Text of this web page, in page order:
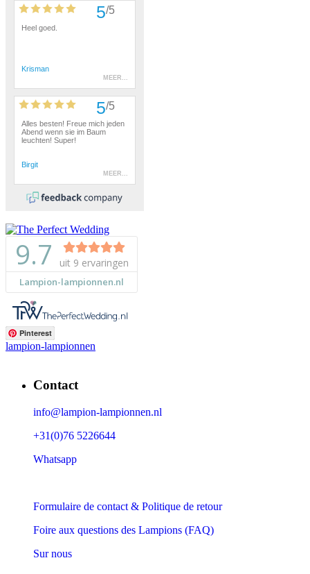
Pinterest
lampion-lampionnen
Contact
info@lampion-lampionnen.nl
+31(0)76 5226644
Whatsapp
Formulaire de contact & Politique de retour
Foire aux questions des Lampions (FAQ)
Sur nous